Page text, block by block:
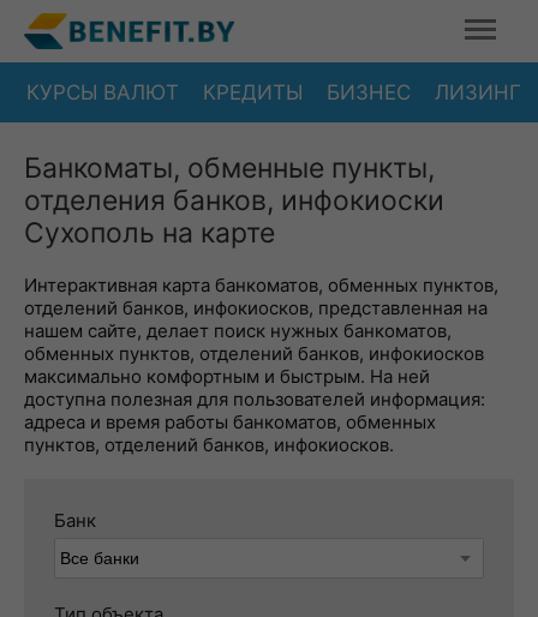
КУРСЫ ВАЛЮТ КРЕДИТЫ БИЗНЕС ЛИЗИНГ
Банкоматы, обменные пункты,
отделения банков, инфокиоски
Сухополь на карте
Интерактивная карта банкоматов, обменных пунктов,
отделений банков, инфокиосков, представленная на
нашем сайте, делает поиск нужных банкоматов,
обменных пунктов, отделений банков, инфокиосков
максимально комфортным и быстрым. На ней
доступна полезная для пользователей информация:
адреса и время работы банкоматов, обменных
пунктов, отделений банков, инфокиосков.
Банк